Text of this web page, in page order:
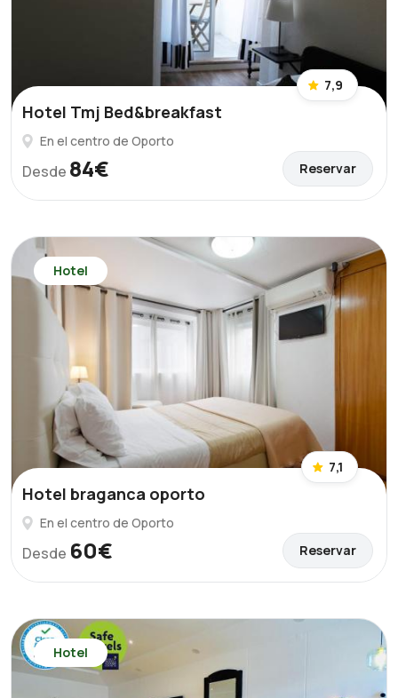
7,9
Hotel Tmj Bed&breakfast
En el centro de Oporto
Desde 84€ Reservar
Hotel
7,1
Hotel braganca oporto
En el centro de Oporto
Desde 60€ Reservar
Hotel